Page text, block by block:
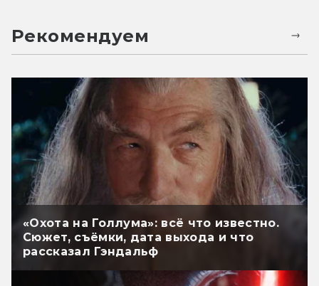
Рекомендуем
«Охота на Голлума»: всё что известно.
Сюжет, съёмки, дата выхода и что
рассказал Гэндальф